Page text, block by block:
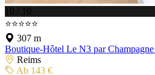
10 / 10
⭐⭐⭐⭐⭐
307 m
Boutique-Hôtel Le N3 par
Reims
Ab 143 €